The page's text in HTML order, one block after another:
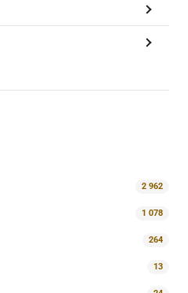
2 962
1 078
264
13